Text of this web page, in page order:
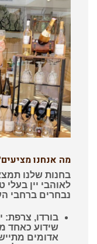
מה אנחנו
בחנות שלנו
לאוהבי יין
נבחרים ברחבי
בורדו, צרפת:
שידוע כאחד
אדומים